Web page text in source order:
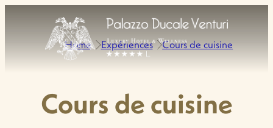
Home Expériences Cours de cuisine
Cours de cuisine